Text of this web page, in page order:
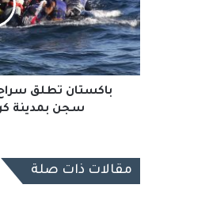
مهاجرا
أفغانيا
من
سجن
بمدينة
كراتشي
سجن بمدينة
مقالات ذات صلة